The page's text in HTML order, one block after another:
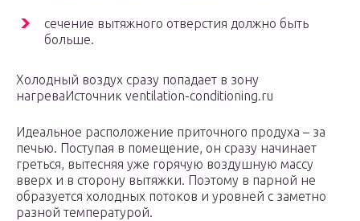
сечение вытяжного отверстия должно быть
больше.
Холодный воздух сразу попадает в зону
нагреваИсточник ventilation-conditioning.ru
Идеальное расположение приточного продуха – за
печью. Поступая в помещение, он сразу начинает
греться, вытесняя уже горячую воздушную массу
вверх и в сторону вытяжки. Поэтому в парной не
образуется холодных потоков и уровней с заметно
разной температурой.